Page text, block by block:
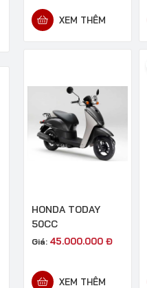
XEM THÊM
HONDA TODAY
50CC
Giá: 45.000.000 Đ
XEM THÊM